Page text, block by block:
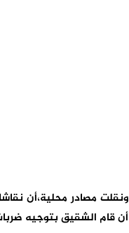
ونقلت مصادر محلية،أن
أن قام الشقيق بتوجيه